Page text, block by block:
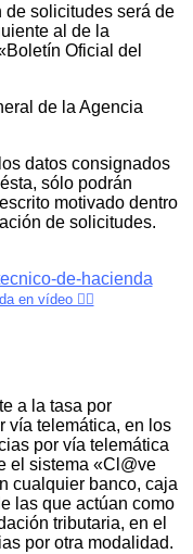
de solicitudes será de
al de la
Oficial del
de la Agencia
datos consignados
sólo podrán
motivado dentro
de solicitudes.
en vídeo 👈🏻
a la tasa por
vía telemática, en los
por vía telemática
el sistema «Cl@ve
cualquier banco, caja
las que actúan como
tributaria, en el
por otra modalidad.